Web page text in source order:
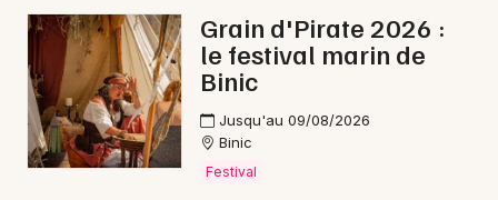
Magazine dans les Côtes d'Armor
Grain d'Pirate 2026 :
le festival marin de
Binic
Jusqu'au 09/08/2026
Binic
Festival